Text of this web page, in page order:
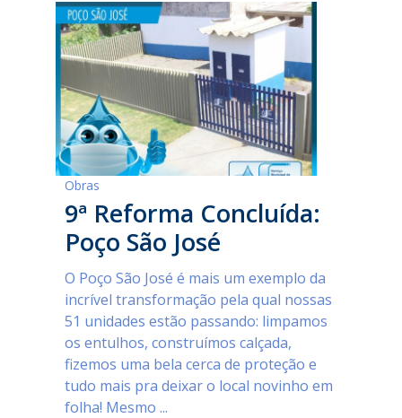
Obras
9ª Reforma Concluída:
Poço São José
O Poço São José é mais um exemplo da
incrível transformação pela qual nossas
51 unidades estão passando: limpamos
os entulhos, construímos calçada,
fizemos uma bela cerca de proteção e
tudo mais pra deixar o local novinho em
folha! Mesmo ...